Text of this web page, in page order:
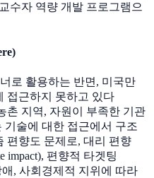
수자 역량 개발 프로그램으
로 활용하는 반면, 미국만
접근하지 못하고 있다
촌 지역, 자원이 부족한 기관
술에 대한 접근에서 구조
편향도 문제로, 대리 편향
impact), 편향적 타겟팅
애, 사회경제적 지위에 따라